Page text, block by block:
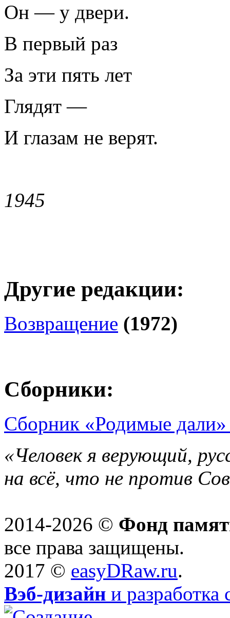
Он — у двери.
В первый раз
За эти пять лет
Глядят —
И глазам не верят.
1945
Другие редакции:
Возвращение (1972)
Сборники:
Сборник «Родимые
«Человек я верующий,
на всё, что не против
2014-2026 © Фонд
все права защищены.
2017 © easyDRaw.ru.
Вэб-дизайн и разработка